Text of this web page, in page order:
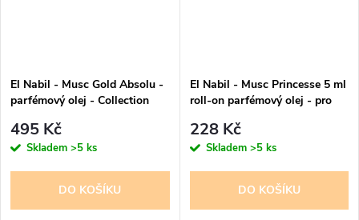
El Nabil - Musc Gold Absolu -
parfémový olej - Collection
100% Esencí
495 Kč
Skladem >5 ks
DO KOŠÍKU
El Nabil - Musc Princesse 5 ml
roll-on parfémový olej - pro
228 Kč
Skladem >5 ks
DO KOŠÍKU